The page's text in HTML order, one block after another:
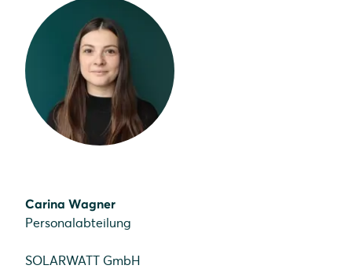
Carina Wagner
Personalabteilung
SOLARWATT GmbH